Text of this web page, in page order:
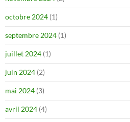
octobre 2024 (1)
septembre 2024 (1)
juillet 2024 (1)
juin 2024 (2)
mai 2024 (3)
avril 2024 (4)